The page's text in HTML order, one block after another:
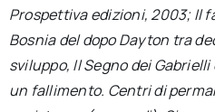
Prospettiva edizioni, 2003; Il
Bosnia del dopo Dayton tra
sviluppo, Il Segno dei
un fallimento. Centri di